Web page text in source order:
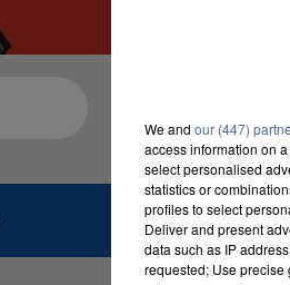
du12 septembre
au12 septembre
We and our (447)
access information on
select personalised
statistics or
profiles to select
Deliver and present
data such as IP
requested; Use precise